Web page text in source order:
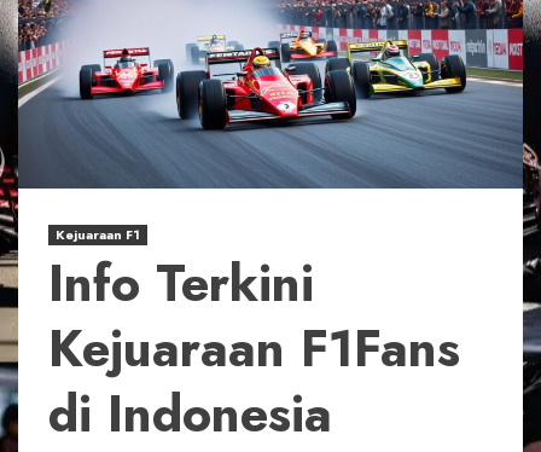
Kejuaraan F1
Info Terkini
Kejuaraan F1Fans
di Indonesia